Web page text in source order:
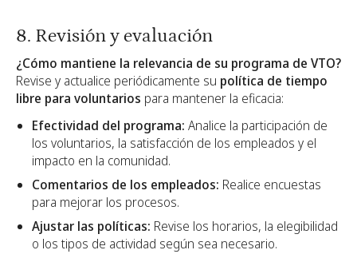
8. Revisión y evaluación
¿Cómo mantiene la relevancia de su programa de VTO?
Revise y actualice periódicamente su política de tiempo
libre para voluntarios para mantener la eficacia:
Efectividad del programa: Analice la participación de
los voluntarios, la satisfacción de los empleados y el
impacto en la comunidad.
Comentarios de los empleados: Realice encuestas
para mejorar los procesos.
Ajustar las políticas: Revise los horarios, la elegibilidad
o los tipos de actividad según sea necesario.